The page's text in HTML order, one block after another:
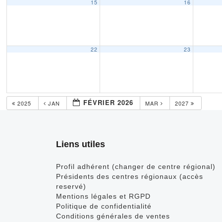
15 16
22 23
2025 JAN FÉVRIER 2026 MAR 2027
Liens utiles
Profil adhérent (changer de centre régional)
Présidents des centres régionaux (accès
reservé)
Mentions légales et RGPD
Politique de confidentialité
Conditions générales de ventes